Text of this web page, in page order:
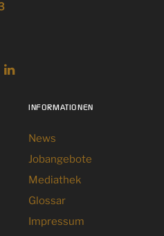
INFORMATIONEN
News
Jobangebote
Mediathek
Glossar
Impressum